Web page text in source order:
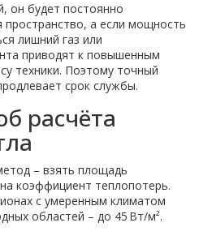
он будет постоянно
пространство, а если мощность
лишний газ или
приводят к повышенным
техники. Поэтому точный
срок службы.
расчёта
– взять площадь
коэффициент теплопотерь.
с умеренным климатом
областей – до 45 Вт/м².